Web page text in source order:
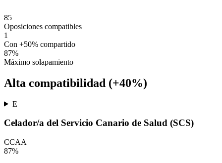
85
Oposiciones compatibles
1
Con +50% compartido
87%
Máximo solapamiento
Alta compatibilidad (+40%)
E
Celador/a del Servicio Canario de Salud (SCS)
CCAA
87%